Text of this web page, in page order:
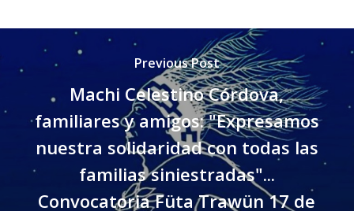
Previous Post
Machi Celestino Córdova,
familiares y amigos: "Expresamos
nuestra solidaridad con todas las
familias siniestradas"...
Convocatoria Füta Trawün 17 de